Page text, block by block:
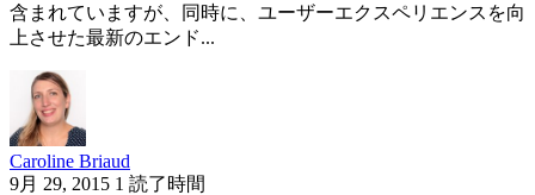
含まれていますが、同時に、ユーザーエクスペリエンスを向
上させた最新のエンド...
Caroline Briaud
9月 29, 2015 1 読了時間